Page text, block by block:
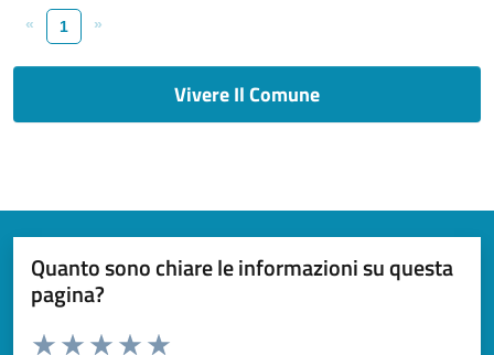
« 1 »
Vivere Il Comune
Quanto sono chiare le informazioni su questa
pagina?
Valuta da 1 a 5 stelle la pagina